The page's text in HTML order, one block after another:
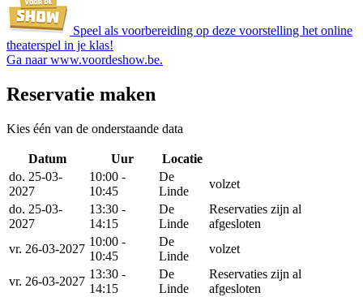
Speel als voorbereiding op deze voorstelling het online
theaterspel in je klas!
Ga naarwww.voordeshow.be.
Reservatie maken
Kies één van de onderstaande data
Datum Uur Locatie
do. 25-03-
2027
10:00 -
10:45
De
Linde
volzet
do. 25-03-
2027
13:30 -
14:15
De
Linde
Reservaties zijn al
afgesloten
vr. 26-03-2027
10:00 -
10:45
De
Linde
volzet
vr. 26-03-2027
13:30 -
14:15
De
Linde
Reservaties zijn al
afgesloten